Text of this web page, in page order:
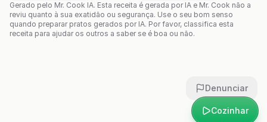
Cozinhar
Gerado pelo Mr. Cook IA. Esta receita é gerada por IA e Mr. Cook não a
reviu quanto à sua exatidão ou segurança. Use o seu bom senso
quando preparar pratos gerados por IA. Por favor, classifica esta
receita para ajudar os outros a saber se é boa ou não.
Denunciar